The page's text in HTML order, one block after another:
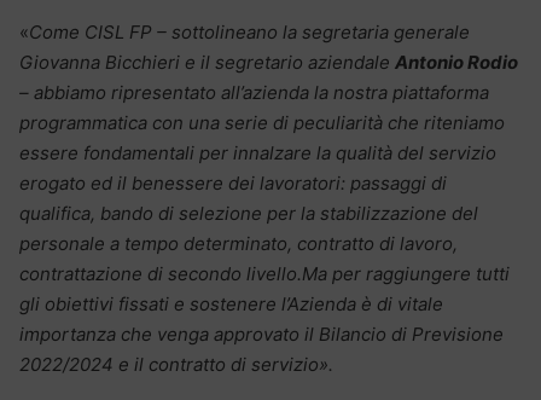
«Come CISL FP – sottolineano la segretaria generale
Giovanna Bicchieri e il segretario aziendale Antonio Rodio
– abbiamo ripresentato all’azienda la nostra piattaforma
programmatica con una serie di peculiarità che riteniamo
essere fondamentali per innalzare la qualità del servizio
erogato ed il benessere dei lavoratori: passaggi di
qualifica, bando di selezione per la stabilizzazione del
personale a tempo determinato, contratto di lavoro,
contrattazione di secondo livello.Ma per raggiungere tutti
gli obiettivi fissati e sostenere l’Azienda è di vitale
importanza che venga approvato il Bilancio di Previsione
2022/2024 e il contratto di servizio».